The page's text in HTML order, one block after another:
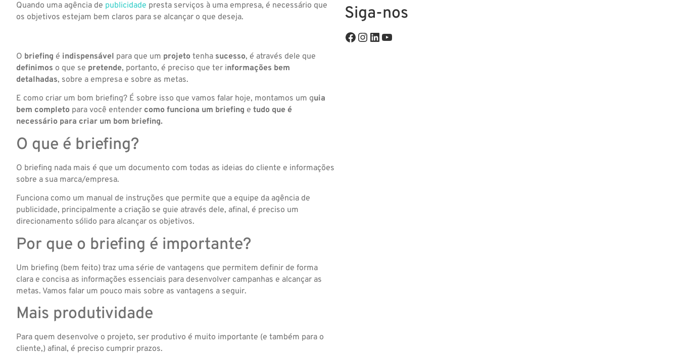
Quando uma agência de publicidade presta serviços à uma empresa, é necessário que
os objetivos estejam bem claros para se alcançar o que deseja.
O briefing é indispensável para que um projeto tenha sucesso, é através dele que
definimos o que se pretende, portanto, é preciso que ter informações bem
detalhadas, sobre a empresa e sobre as metas.
E como criar um bom briefing? É sobre isso que vamos falar hoje, montamos um guia
bem completo para você entender como funciona um briefing e tudo que é
necessário para criar um bom briefing.
O que é briefing?
O briefing nada mais é que um documento com todas as ideias do cliente e informações
sobre a sua marca/empresa.
Funciona como um manual de instruções que permite que a equipe da agência de
publicidade, principalmente a criação se guie através dele, afinal, é preciso um
direcionamento sólido para alcançar os objetivos.
Por que o briefing é importante?
Um briefing (bem feito) traz uma série de vantagens que permitem definir de forma
clara e concisa as informações essenciais para desenvolver campanhas e alcançar as
metas. Vamos falar um pouco mais sobre as vantagens a seguir.
Mais produtividade
Para quem desenvolve o projeto, ser produtivo é muito importante (e também para o
cliente,) afinal, é preciso cumprir prazos.
Siga-nos